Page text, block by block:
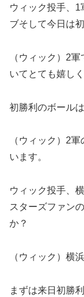
ウィック投手、
ブそして今日は
（ウィック）2
いてとても嬉し
初勝利のボール
（ウィック）2
います。
ウィック投手、
スターズファン
か？
（ウィック）横
まずは来日初勝